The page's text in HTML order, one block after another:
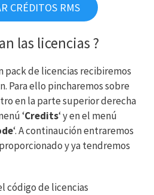
CRÉDITOS RMS
las licencias ?
pack de licencias recibiremos
Para ello pincharemos sobre
en la parte superior derecha
‘Credits‘ y en el menú
‘. A continaución entraremos
y ya tendremos
código de licencias